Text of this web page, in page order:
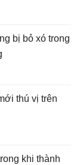
bị bỏ xó trong
thú vị trên
khi thành